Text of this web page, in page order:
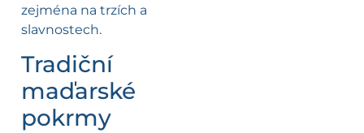
zejména na trzích a
slavnostech.
Tradiční
maďarské
pokrmy